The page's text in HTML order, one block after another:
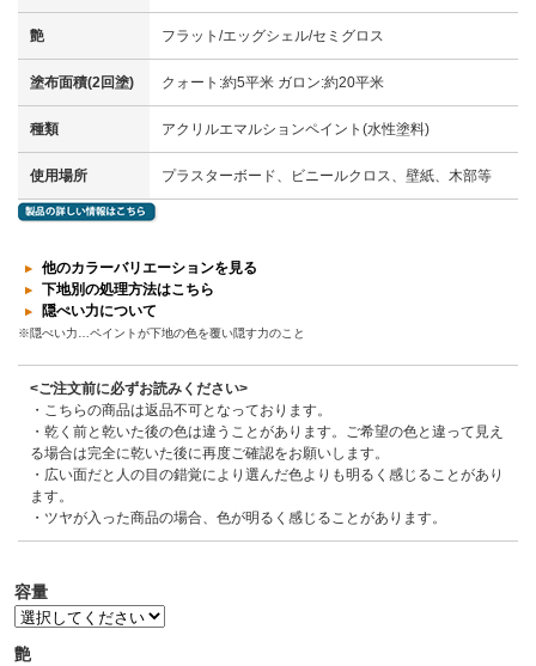
艶 フラット/エッグシェル/セミグロス
塗布面積(2回塗) クォート:約5平米 ガロン:約20平米
種類 アクリルエマルションペイント(水性塗料)
使用場所 プラスターボード、ビニールクロス、壁紙、木部等
他のカラーバリエーションを見る
下地別の処理方法はこちら
隠ぺい力について
※隠ぺい力…ペイントが下地の色を覆い隠す力のこと
<ご注文前に必ずお読みください>
・こちらの商品は返品不可となっております。
・乾く前と乾いた後の色は違うことがあります。ご希望の色と違って見え
る場合は完全に乾いた後に再度ご確認をお願いします。
・広い面だと人の目の錯覚により選んだ色よりも明るく感じることがあり
ます。
・ツヤが入った商品の場合、色が明るく感じることがあります。
容量
艶